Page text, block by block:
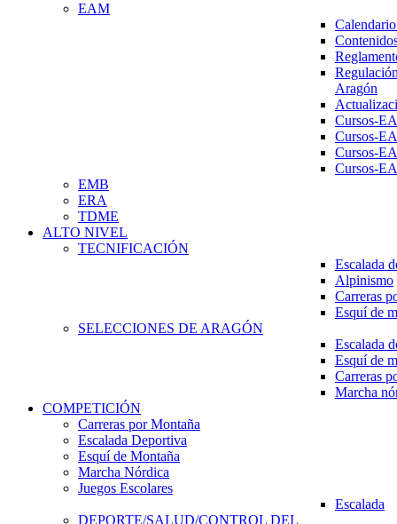
EAM
Aragón
Cursos-
Cursos-
Cursos-
Cursos-
EMB
ERA
TDME
ALTO NIVEL
TECNIFICACIÓN
Escalada
Alpinismo
Carreras
Esquí de
SELECCIONES DE ARAGÓN
Escalada
Esquí de
Carreras
Marcha
COMPETICIÓN
Carreras por Montaña
Escalada Deportiva
Esquí de Montaña
Marcha Nórdica
Juegos Escolares
Escalada
DEPORTE/SALUD/CONTROL DEL